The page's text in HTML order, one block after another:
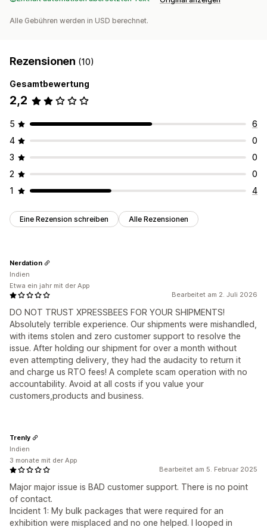
Alle Gebühren werden in USD berechnet.
Rezensionen (10)
Gesamtbewertung
2,2
5
6
4
0
3
0
2
0
1
4
Eine Rezension schreiben Alle Rezensionen
Bearbeitet am 2. Juli 2026
DO NOT TRUST XPRESSBEES FOR YOUR SHIPMENTS!
Absolutely terrible experience. Our shipments were mishandled,
with items stolen and zero customer support to resolve the
issue. After holding our shipment for over a month without
even attempting delivery, they had the audacity to return it
and charge us RTO fees! A complete scam operation with no
accountability. Avoid at all costs if you value your
customers,products and business.
Nerdation
Indien
Etwa ein jahr mit der App
Bearbeitet am 5. Februar 2025
Major major issue is BAD customer support. There is no point
of contact.
Incident 1: My bulk packages that were required for an
exhibition were misplaced and no one helped. I looped in
Trenly
Indien
3 monate mit der App